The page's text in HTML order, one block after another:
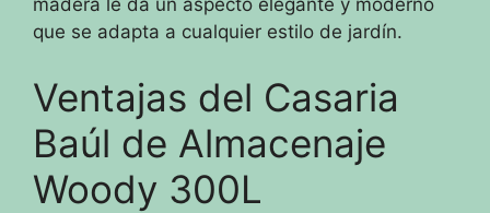
madera le da un aspecto elegante y moderno
que se adapta a cualquier estilo de jardín.
Ventajas del Casaria
Baúl de Almacenaje
Woody 300L